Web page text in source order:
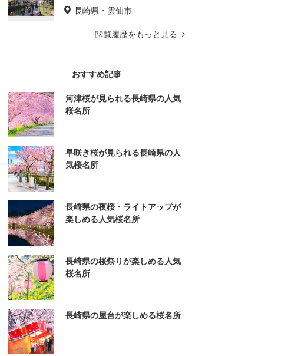
長崎県・雲仙市
閲覧履歴をもっと見る
おすすめ記事
河津桜が見られる長崎県の人気
桜名所
早咲き桜が見られる長崎県の人
気桜名所
長崎県の夜桜・ライトアップが
楽しめる人気桜名所
長崎県の桜祭りが楽しめる人気
桜名所
長崎県の屋台が楽しめる桜名所